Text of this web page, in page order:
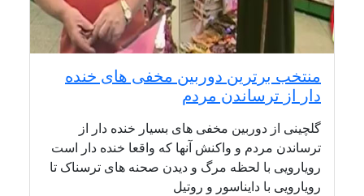
منتخب برترین دوربین مخفی های خنده
دار از ترساندن مردم
گلچینی از دوربین مخفی های بسیار خنده دار از
ترساندن مردم و واکنش آنها که واقعا خنده دار است
رویارویی با لحظه مرگ و دیدن صحنه های ترسناک تا
رویارویی با دایناسور و روتیل